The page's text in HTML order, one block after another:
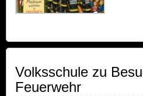
Volksschule zu
Feuerwehr